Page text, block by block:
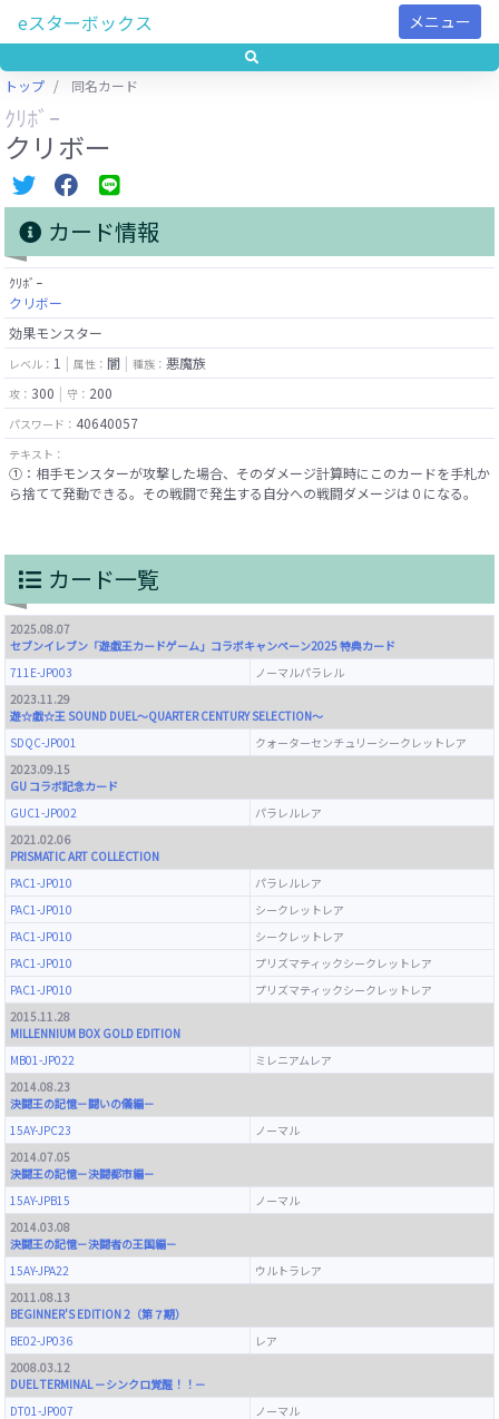
eスターボックス メニュー
トップ 同名カード
ｸﾘﾎﾞｰ
クリボー
カード情報
ｸﾘﾎﾞｰ
クリボー
効果モンスター
レベル： 1 属性： 闇 種族： 悪魔族
攻： 300 守： 200
パスワード： 40640057
テキスト：
①：相手モンスターが攻撃した場合、そのダメージ計算時にこのカードを手札か
ら捨てて発動できる。その戦闘で発生する自分への戦闘ダメージは０になる。
カード一覧
2025.08.07
セブンイレブン「遊戯王カードゲーム」コラボキャンペーン2025 特典カード
711E-JP003
ノーマルパラレル
2023.11.29
遊☆戯☆王 SOUND DUEL～QUARTER CENTURY SELECTION～
SDQC-JP001
クォーターセンチュリーシークレットレア
2023.09.15
GU コラボ記念カード
GUC1-JP002
パラレルレア
2021.02.06
PRISMATIC ART COLLECTION
PAC1-JP010
パラレルレア
PAC1-JP010
シークレットレア
PAC1-JP010
シークレットレア
PAC1-JP010
プリズマティックシークレットレア
PAC1-JP010
プリズマティックシークレットレア
2015.11.28
MILLENNIUM BOX GOLD EDITION
MB01-JP022
ミレニアムレア
2014.08.23
決闘王の記憶－闘いの儀編－
15AY-JPC23
ノーマル
2014.07.05
決闘王の記憶－決闘都市編－
15AY-JPB15
ノーマル
2014.03.08
決闘王の記憶－決闘者の王国編－
15AY-JPA22
ウルトラレア
2011.08.13
BEGINNER'S EDITION 2（第７期）
BE02-JP036
レア
2008.03.12
DUEL TERMINAL －シンクロ覚醒！！－
DT01-JP007
ノーマル